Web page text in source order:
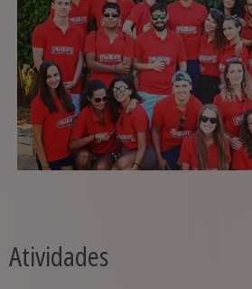
Atividades